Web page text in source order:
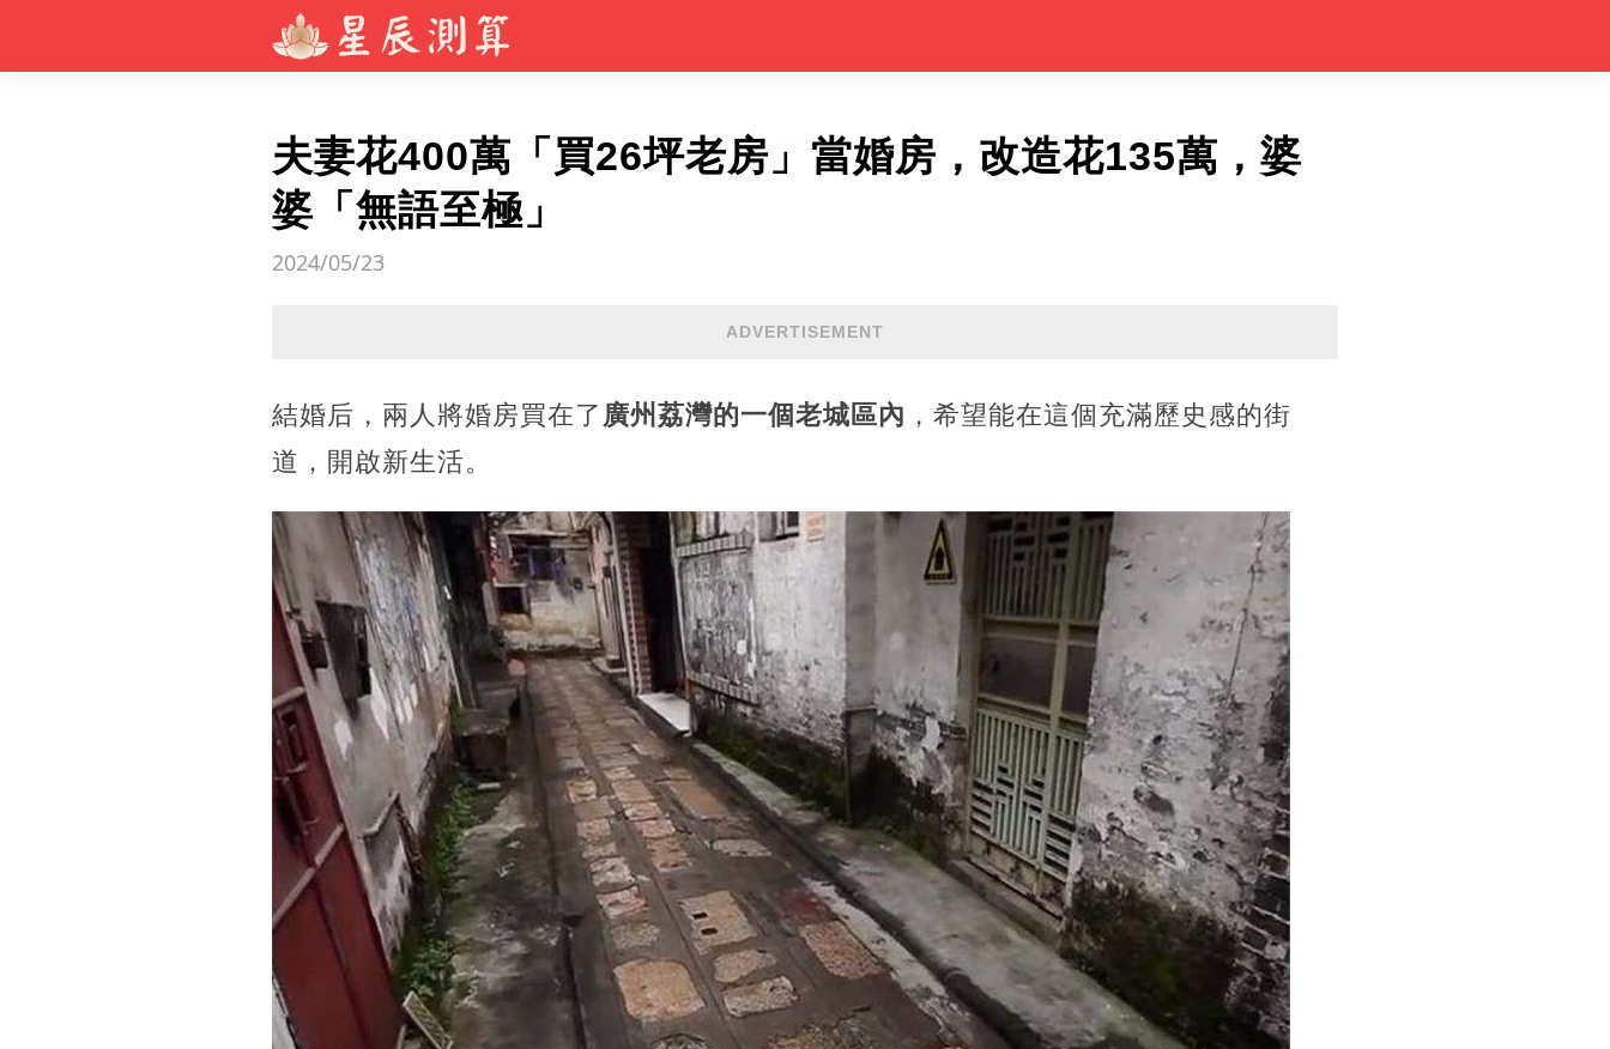
夫妻花400萬「買26坪老房」當婚房，改造花135萬，婆
婆「無語至極」
2024/05/23
ADVERTISEMENT
結婚后，兩人將婚房買在了 廣州荔灣的一個老城區內 ，希望能在這個充滿歷史感的街
道，開啟新生活。